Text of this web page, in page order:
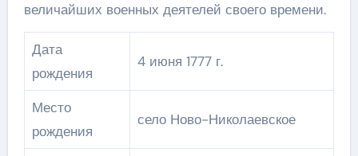
величайших военных деятелей своего времени.
Дата
рождения
4 июня 1777 г.
Место
рождения
село Ново-Николаевское